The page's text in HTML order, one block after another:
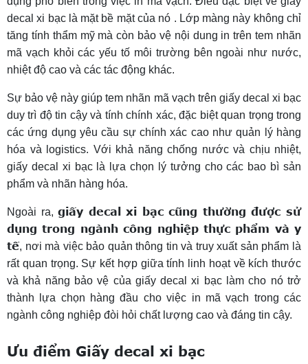
decal xi bạc là mặt bề mặt của nó . Lớp màng này không chỉ
tăng tính thẩm mỹ mà còn bảo vệ nội dung in trên tem nhãn
mã vạch khỏi các yếu tố môi trường bên ngoài như nước,
nhiệt độ cao và các tác động khác.
Sự bảo vệ này giúp tem nhãn mã vạch trên giấy decal xi bạc
duy trì độ tin cậy và tính chính xác, đặc biệt quan trọng trong
các ứng dụng yêu cầu sự chính xác cao như quản lý hàng
hóa và logistics. Với khả năng chống nước và chịu nhiệt,
giấy decal xi bạc là lựa chọn lý tưởng cho các bao bì sản
phẩm và nhãn hàng hóa.
Ngoài ra,giấy decal xi bạc cũng thường được sử
dụng trong ngành công nghiệp thực phẩm và y
tế, nơi mà việc bảo quản thông tin và truy xuất sản phẩm là
rất quan trọng. Sự kết hợp giữa tính linh hoạt về kích thước
và khả năng bảo vệ của giấy decal xi bạc làm cho nó trở
thành lựa chọn hàng đầu cho việc in mã vạch trong các
ngành công nghiệp đòi hỏi chất lượng cao và đáng tin cậy.
Ưu điểm Giấy decal xi bạc